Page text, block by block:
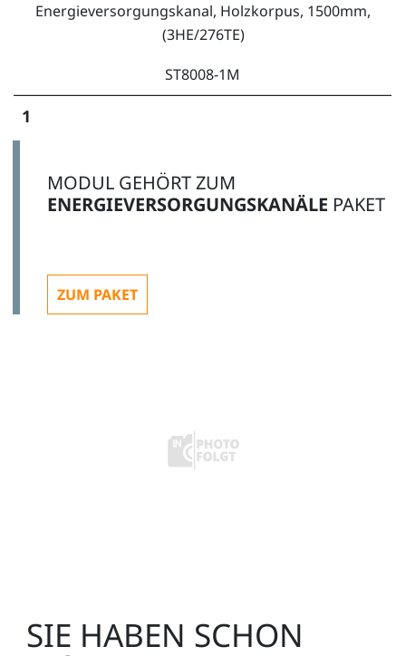
Energieversorgungskanal, Holzkorpus, 1500mm,
(3HE/276TE)
ST8008-1M
1
Energieversorgungskanal, Holzkorpus, 1800mm,
MODUL GEHÖRT ZUM
ENERGIEVERSORGUNGSKANÄLE PAKET
ZUM PAKET
SIE HABEN SCHON